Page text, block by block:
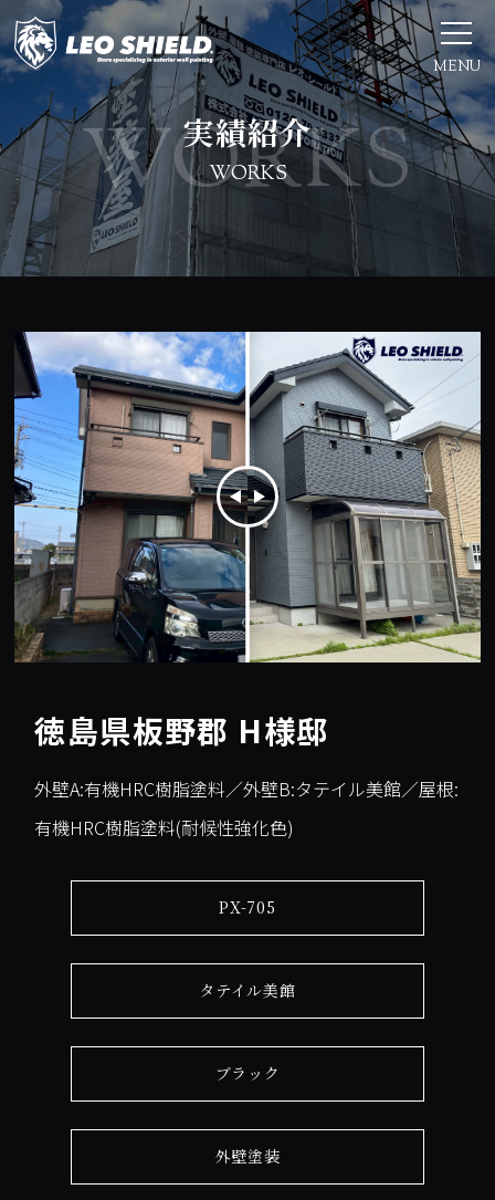
MENU
実績紹介
WORKS
徳島県板野郡 H様邸
外壁A:有機HRC樹脂塗料／外壁B:タテイル美館／屋根:
有機HRC樹脂塗料(耐候性強化色)
PX-705
タテイル美館
ブラック
外壁塗装